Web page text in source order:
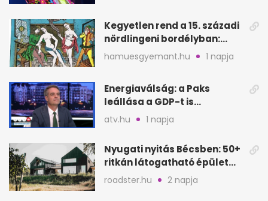
Kegyetlen rend a 15. századi
nördlingeni bordélyban:
verés, éheztetés
hamuesgyemant.hu 1 napja
Energiaválság: a Paks
leállása a GDP-t is
megütheti, int az
Oeconomus
atv.hu 1 napja
Nyugati nyitás Bécsben: 50+
ritkán látogatható épület
nyílik meg
roadster.hu 2 napja